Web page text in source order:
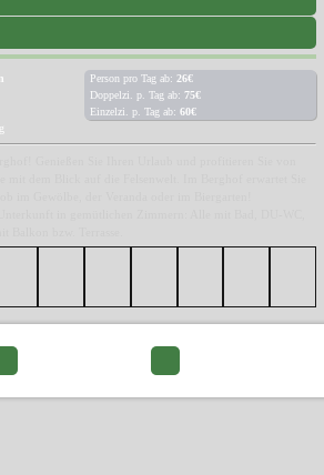
Person pro Tag ab: 26€
Doppelzi. p. Tag ab: 75€
Einzelzi. p. Tag ab: 60€